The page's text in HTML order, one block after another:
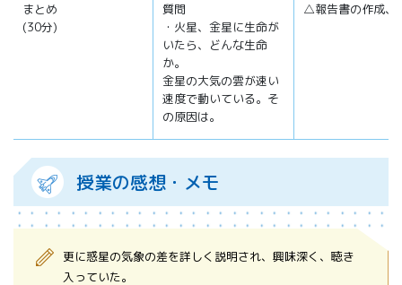
まとめ
(30分)
質問
・火星、金星に生命が
いたら、どんな生命
か。
金星の大気の雲が速い
速度で動いている。そ
の原因は。
△報告書の作成、
授業の感想・メモ
更に惑星の気象の差を詳しく説明され、興味深く、聴き
入っていた。